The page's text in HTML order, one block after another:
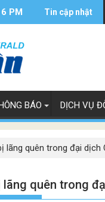
PM Tin cập nhật
BÁO DỊCH VỤ
lãng quên trong đại dịch
lãng quên trong